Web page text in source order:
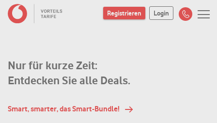
Registrieren Login
Nur für kurze Zeit:
Entdecken Sie alle Deals.
Smart, smarter, das Smart-Bundle!